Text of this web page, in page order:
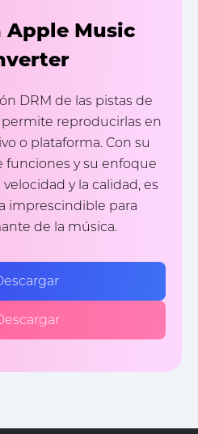
Apple Music
DRM de las pistas de
reproducirlas en
o plataforma. Con su
y su enfoque
y la calidad, es
imprescindible para
de la música.